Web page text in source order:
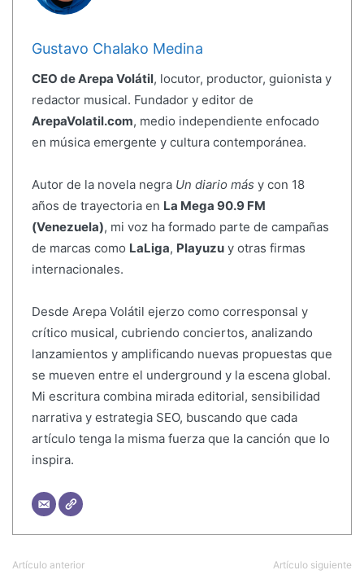
Gustavo Chalako Medina
CEO de Arepa Volátil, locutor, productor, guionista y
redactor musical. Fundador y editor de
ArepaVolatil.com, medio independiente enfocado
en música emergente y cultura contemporánea.
Autor de la novela negra Un diario más y con 18
años de trayectoria en La Mega 90.9 FM
(Venezuela), mi voz ha formado parte de campañas
de marcas como LaLiga, Playuzuy otras firmas
internacionales.
Desde Arepa Volátil ejerzo como corresponsal y
crítico musical, cubriendo conciertos, analizando
lanzamientos y amplificando nuevas propuestas que
se mueven entre el underground y la escena global.
Mi escritura combina mirada editorial, sensibilidad
narrativa y estrategia SEO, buscando que cada
artículo tenga la misma fuerza que la canción que lo
inspira.
Artículo anterior Artículo siguiente